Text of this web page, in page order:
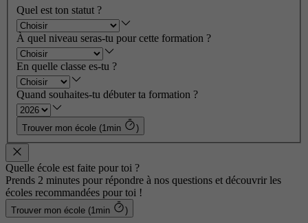
Quel est ton statut ?
À quel niveau seras-tu pour cette formation ?
En quelle classe es-tu ?
Quand souhaites-tu débuter ta formation ?
Trouver mon école (1min )
Quelle école est faite pour toi ?
Prends 2 minutes pour répondre à nos questions et découvrir les
écoles recommandées pour toi !
Trouver mon école (1min )